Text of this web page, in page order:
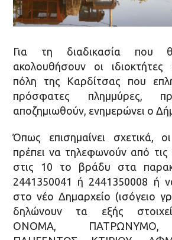
Για τη διαδικασία που
ακολουθήσουν οι ιδιοκτήτες
πόλη της Καρδίτσας που
πρόσφατες πλημμύρες,
αποζημιωθούν, ενημερώνει ο
Όπως επισημαίνει σχετικά,
πρέπει να τηλεφωνούν από τις
στις 10 το βράδυ στα
2441350041 ή 2441350008 ή
στο νέο Δημαρχείο (ισόγειο
δηλώνουν τα εξής
ΟΝΟΜΑ, ΠΑΤΡΩΝΥΜΟ,